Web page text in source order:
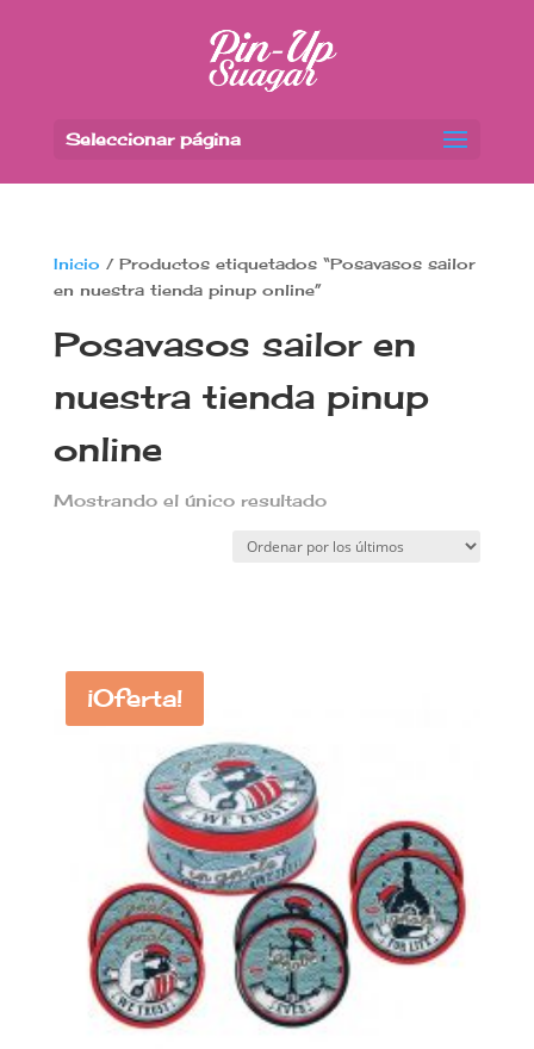
Seleccionar página
Inicio / Productos etiquetados “Posavasos sailor
en nuestra tienda pinup online”
Posavasos sailor en
nuestra tienda pinup
online
Mostrando el único resultado
¡Oferta!